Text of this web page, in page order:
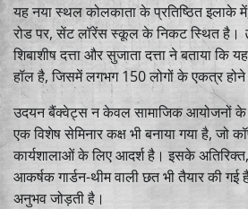
यह नया स्थल कोलकाता के प्रतिष्ठित इलाके
रोड पर, सेंट लॉरेंस स्कूल के निकट स्थित है।
शिबाशीष दत्ता और सुजाता दत्ता ने बताया कि
हॉल है, जिसमें लगभग 150 लोगों के एकत्र होने
उदयन बैंक्वेट्स न केवल सामाजिक आयोजनों के
एक विशेष सेमिनार कक्ष भी बनाया गया है, जो
कार्यशालाओं के लिए आदर्श है। इसके
आकर्षक गार्डन-थीम वाली छत भी तैयार की गई
अनुभव जोड़ती है।